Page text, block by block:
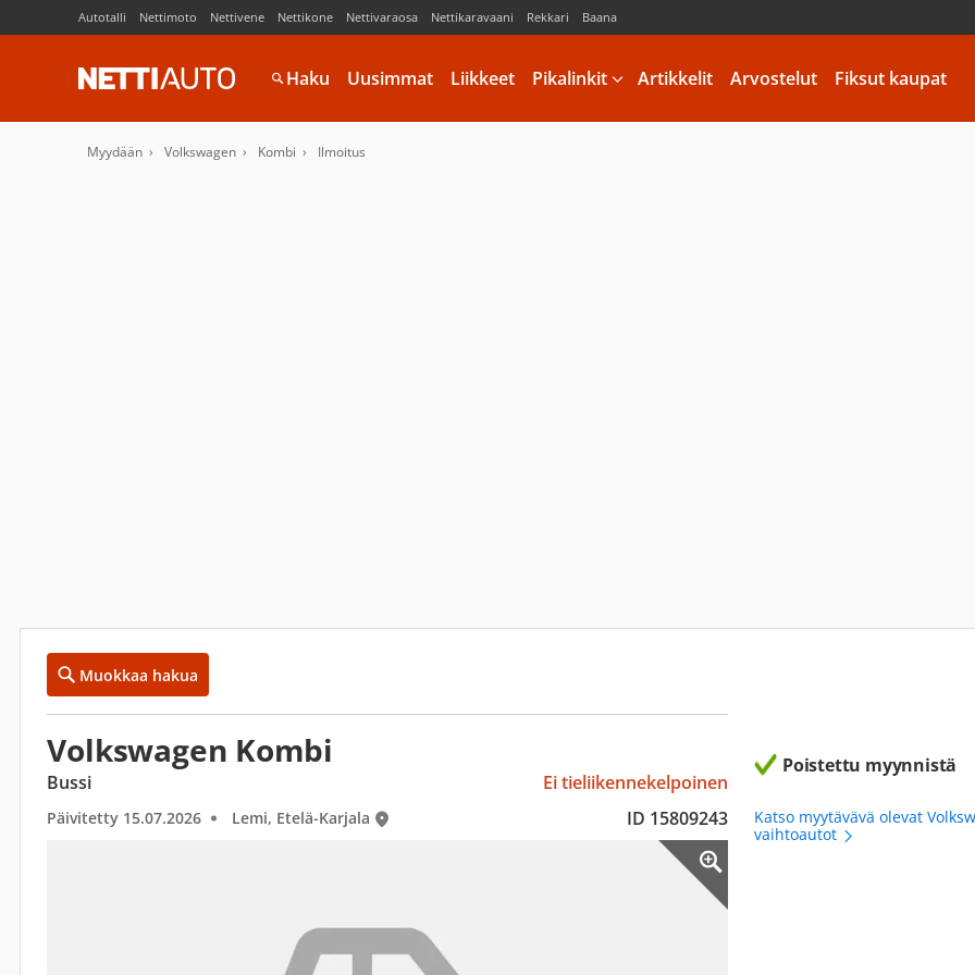
Autotalli Nettimoto Nettivene Nettikone Nettivaraosa Nettikaravaani Rekkari Baana
Haku Uusimmat Liikkeet Pikalinkit Artikkelit Arvostelut Fiksut kaupat
Myydään Volkswagen Kombi Ilmoitus
Muokkaa hakua
Volkswagen Kombi
Bussi Ei tieliikennekelpoinen
Päivitetty 15.07.2026 Lemi, Etelä-Karjala ID 15809243
Poistettu myynnistä
Katso myytävävä olevat
vaihtoautot